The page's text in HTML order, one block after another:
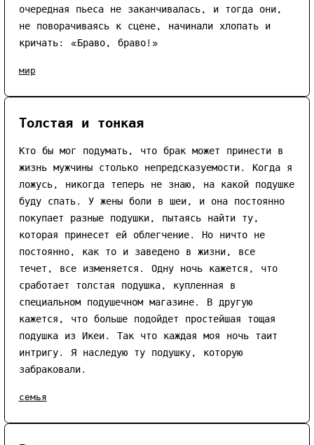
очередная пьеса не заканчивалась, и тогда они,
не поворачиваясь к сцене, начинали хлопать и
кричать: «Браво, браво!»
мир
Толстая и тонкая
Кто бы мог подумать, что брак может принести в
жизнь мужчины столько непредсказуемости. Когда я
ложусь, никогда теперь не знаю, на какой подушке
буду спать. У жены боли в шеи, и она постоянно
покупает разные подушки, пытаясь найти ту,
которая принесет ей облегчение. Но ничто не
постоянно, как то и заведено в жизни, все
течет, все изменяется. Одну ночь кажется, что
сработает толстая подушка, купленная в
специальном подушечном магазине. В другую
кажется, что больше подойдет простейшая тощая
подушка из Икеи. Так что каждая моя ночь таит
интригу. Я наследую ту подушку, которую
забраковали.
семья